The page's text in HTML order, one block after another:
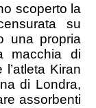
scoperto la
su
una propria
macchia di
Kiran
di Londra,
assorbenti